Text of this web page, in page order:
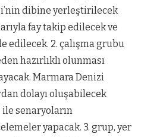
dibine yerleştirilecek
fay takip edilecek ve
edilecek. 2. çalışma grubu
hazırlıklı olunması
Marmara Denizi
dolayı oluşabilecek
ile senaryoların
yapacak. 3. grup, yer